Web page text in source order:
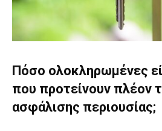
Πόσο ολοκληρωμένες
που προτείνουν πλέον
ασφάλισης περιουσίας;